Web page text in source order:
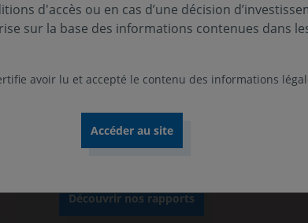
rapports 2025
notre vision, notre stratégie et nos
Découvrir nos rapports
d'accès ou en cas d’une décision
sur la base des informations contenues dans
avoir lu et accepté le contenu des informations